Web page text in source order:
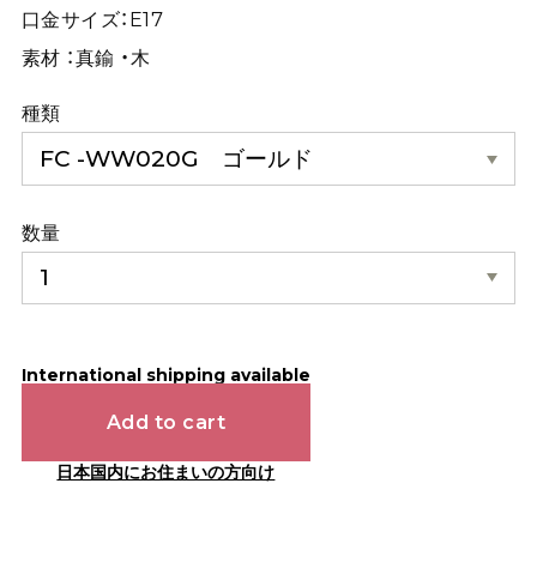
口金サイズ：E17
素材 ：真鍮 ・木
種類
数量
International shipping available
Add to cart
日本国内にお住まいの方向け